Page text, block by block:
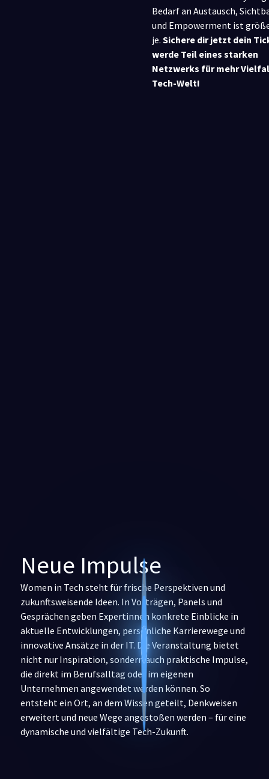
Bedarf an Austausch,
und Empowerment ist
je.Sichere dir jetzt dein
werde Teil eines starken
Netzwerks für mehr
Tech-Welt!
Neue Impulse
Women in Tech steht für frische Perspektiven und
zukunftsweisende Ideen. In Vorträgen, Panels und
Gesprächen geben Expertinnen konkrete Einblicke in
aktuelle Entwicklungen, persönliche Karrierewege und
innovative Ansätze in der IT. Die Veranstaltung bietet
nicht nur Inspiration, sondern auch praktische Impulse,
die direkt im Berufsalltag oder im eigenen
Unternehmen angewendet werden können. So
entsteht ein Ort, an dem Wissen geteilt, Denkweisen
erweitert und neue Wege angestoßen werden – für eine
dynamische und vielfältige Tech-Zukunft.
4
3
2
1